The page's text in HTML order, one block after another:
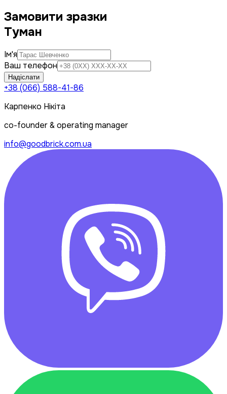
Замовити зразки
Туман
Ім'я
Ваш телефон
Надіслати
+38 (066) 588-41-86
Карпенко Нікіта
co-founder & operating manager
info@goodbrick.com.ua